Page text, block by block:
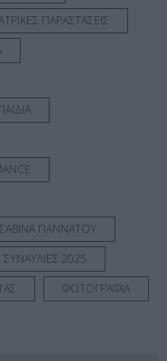
ΠΑΡΑΣΤΑΣΕΙΣ
ΣΑΒΙΝΑ ΓΙΑΝΝΑΤΟΥ
ΣΥΝΑΥΛΙΕΣ 2025
ΦΩΤΟΓΡΑΦΙΑ